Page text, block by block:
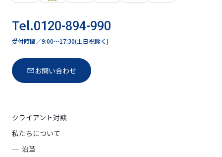
Tel.0120-894-990
受付時間／9:00〜17:30(土日祝除く)
お問い合わせ
クライアント対談
私たちについて
沿革